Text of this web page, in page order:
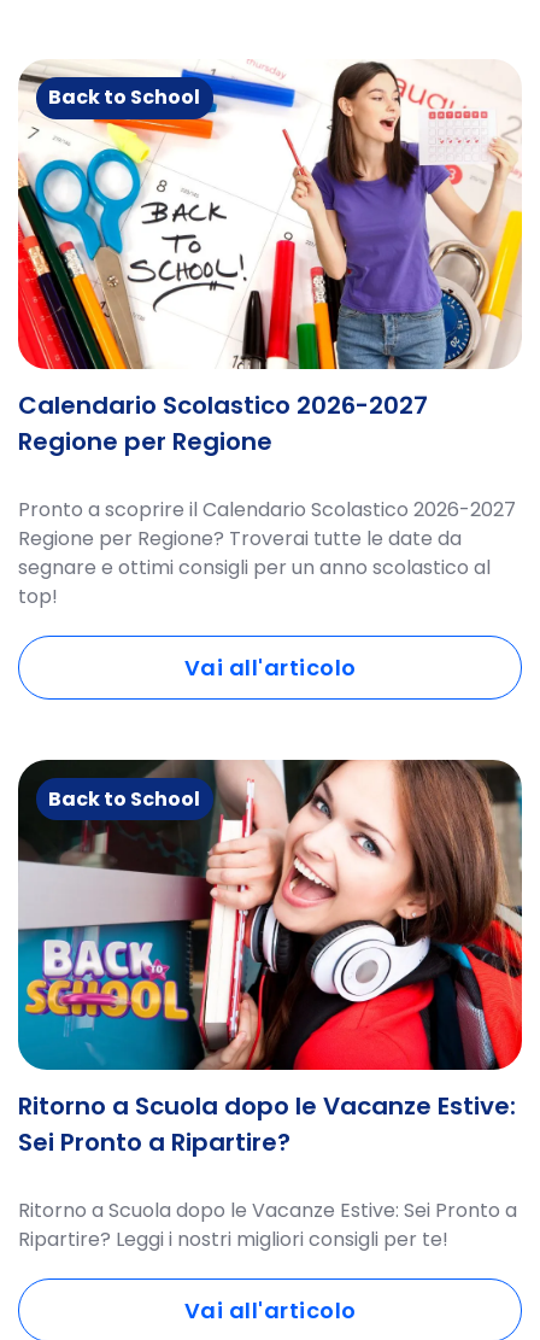
Back to School
Calendario Scolastico 2026-2027
Regione per Regione
Pronto a scoprire il Calendario Scolastico 2026-2027
Regione per Regione? Troverai tutte le date da
segnare e ottimi consigli per un anno scolastico al
top!
Vai all'articolo
Back to School
Ritorno a Scuola dopo le Vacanze Estive:
Sei Pronto a Ripartire?
Ritorno a Scuola dopo le Vacanze Estive: Sei Pronto a
Ripartire? Leggi i nostri migliori consigli per te!
Vai all'articolo